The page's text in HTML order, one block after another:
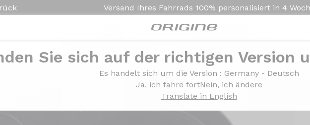
Versand Ihres Fahrrads 100% personalisiert in 4
Sie sich auf der richtigen Version
Es handelt sich um die Version : Germany - Deutsch
Ja, ich fahre fortNein, ich ändere
Translate in English
des Umwerfers>Für Rahmen Origine Axxome GT / GTR 2. Generation (Evo)